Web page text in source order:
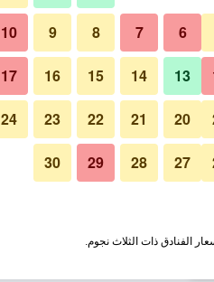
حوض السباحة
صور لـ هوتل أكوا سيتي ماونتن فيو
6
7
8
9
10
13
14
15
16
17
20
21
22
23
24
27
28
29
30
الفنادق ذات الثلاث نجوم.